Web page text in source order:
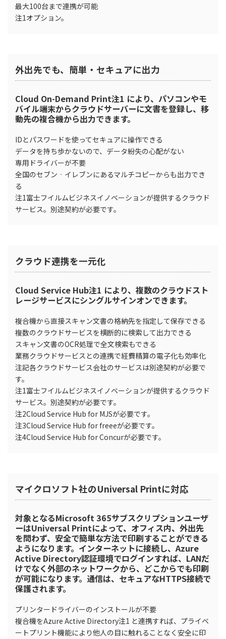
最大100台まで連携が可能
注1オプション。
外出先でも、簡単・セキュアに出力
Cloud On-Demand Print注1 により、パソコンやモ
バイル端末からクラウドサーバーに文書を登録し、移
動先の複合機から出力できます。
IDとパスワードを使ってセキュアに操作できる
データを持ち歩かないので、データ紛失の心配がない
専用ドライバーが不要
全国のセブン‐イレブンにあるマルチコピーからも出力でき
る
注1富士フイルムビジネスイノベーションが提供するクラウド
サービス。別途契約が必要です。
クラウド連携を一元化
Cloud Service Hub注1 により、複数のクラウドスト
レージサービスにシングルサインオンできます。
複合機から直接スキャン文書の格納先を指定して保存できる
複数のクラウドサービスを横断的に検索して出力できる
スキャン文書のOCR処理で全文検索もできる
業務クラウドサービスとの連携で経費精算の電子化も効率化
注記各クラウドサービス会社のサービスは別途契約が必要で
す。
注1富士フイルムビジネスイノベーションが提供するクラウド
サービス。別途契約が必要です。
注2Cloud Service Hub for MJSが必要です。
注3Cloud Service Hub for freeeが必要です。
注4Cloud Service Hub for Concurが必要です。
マイクロソフト社のUniversal Printに対応
対象となるMicrosoft 365サブスクリプションユーザ
ーはUniversal Printによって、オフィス内、外出先
を問わず、安全で簡単な方法で印刷することができる
ようになります。インターネットに接続し、Azure
Active Directory認証環境でログインすれば、LANだ
けでなく外部のネットワークから、どこからでも印刷
が可能になります。通信は、セキュアなHTTPS接続で
保護されます。
プリンタードライバーのインストールが不要
複合機をAzure Active Directory注1 と連携すれば、プライベ
ートプリント機能により他人の目に触れることなく安全に印